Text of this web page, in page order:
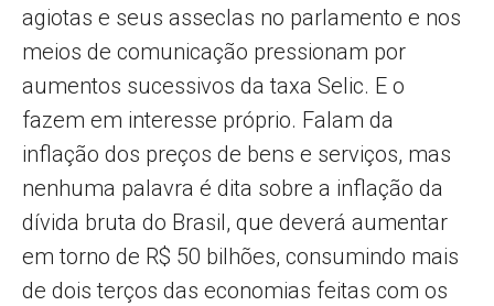
agiotas e seus asseclas no parlamento e nos
meios de comunicação pressionam por
aumentos sucessivos da taxa Selic. E o
fazem em interesse próprio. Falam da
inflação dos preços de bens e serviços, mas
nenhuma palavra é dita sobre a inflação da
dívida bruta do Brasil, que deverá aumentar
em torno de R$ 50 bilhões, consumindo mais
de dois terços das economias feitas com os